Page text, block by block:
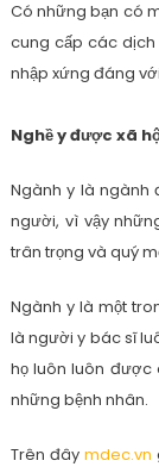
Có những bạn có
cung cấp các
nhập xứng đáng
Nghề y được xã
Ngành y là ngành
người, vì vậy
trân trọng và quý
Ngành y là một
là người y bác sĩ
họ luôn luôn được
những bệnh nhân.
Trên đây mdec.vn